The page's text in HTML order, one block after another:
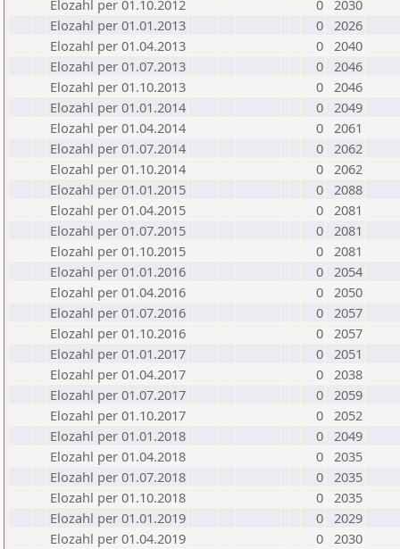
Elozahl per 01.10.2012
0 2030
Elozahl per 01.01.2013
0 2026
Elozahl per 01.04.2013
0 2040
Elozahl per 01.07.2013
0 2046
Elozahl per 01.10.2013
0 2046
Elozahl per 01.01.2014
0 2049
Elozahl per 01.04.2014
0 2061
Elozahl per 01.07.2014
0 2062
Elozahl per 01.10.2014
0 2062
Elozahl per 01.01.2015
0 2088
Elozahl per 01.04.2015
0 2081
Elozahl per 01.07.2015
0 2081
Elozahl per 01.10.2015
0 2081
Elozahl per 01.01.2016
0 2054
Elozahl per 01.04.2016
0 2050
Elozahl per 01.07.2016
0 2057
Elozahl per 01.10.2016
0 2057
Elozahl per 01.01.2017
0 2051
Elozahl per 01.04.2017
0 2038
Elozahl per 01.07.2017
0 2059
Elozahl per 01.10.2017
0 2052
Elozahl per 01.01.2018
0 2049
Elozahl per 01.04.2018
0 2035
Elozahl per 01.07.2018
0 2035
Elozahl per 01.10.2018
0 2035
Elozahl per 01.01.2019
0 2029
Elozahl per 01.04.2019
0 2030